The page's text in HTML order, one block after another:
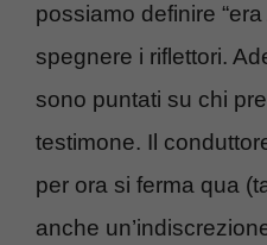
possiamo definire
spegnere i riflettori.
sono puntati su chi
testimone. Il
per ora si ferma qua
anche